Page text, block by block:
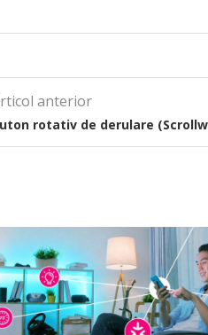
anterior
rotativ de derulare